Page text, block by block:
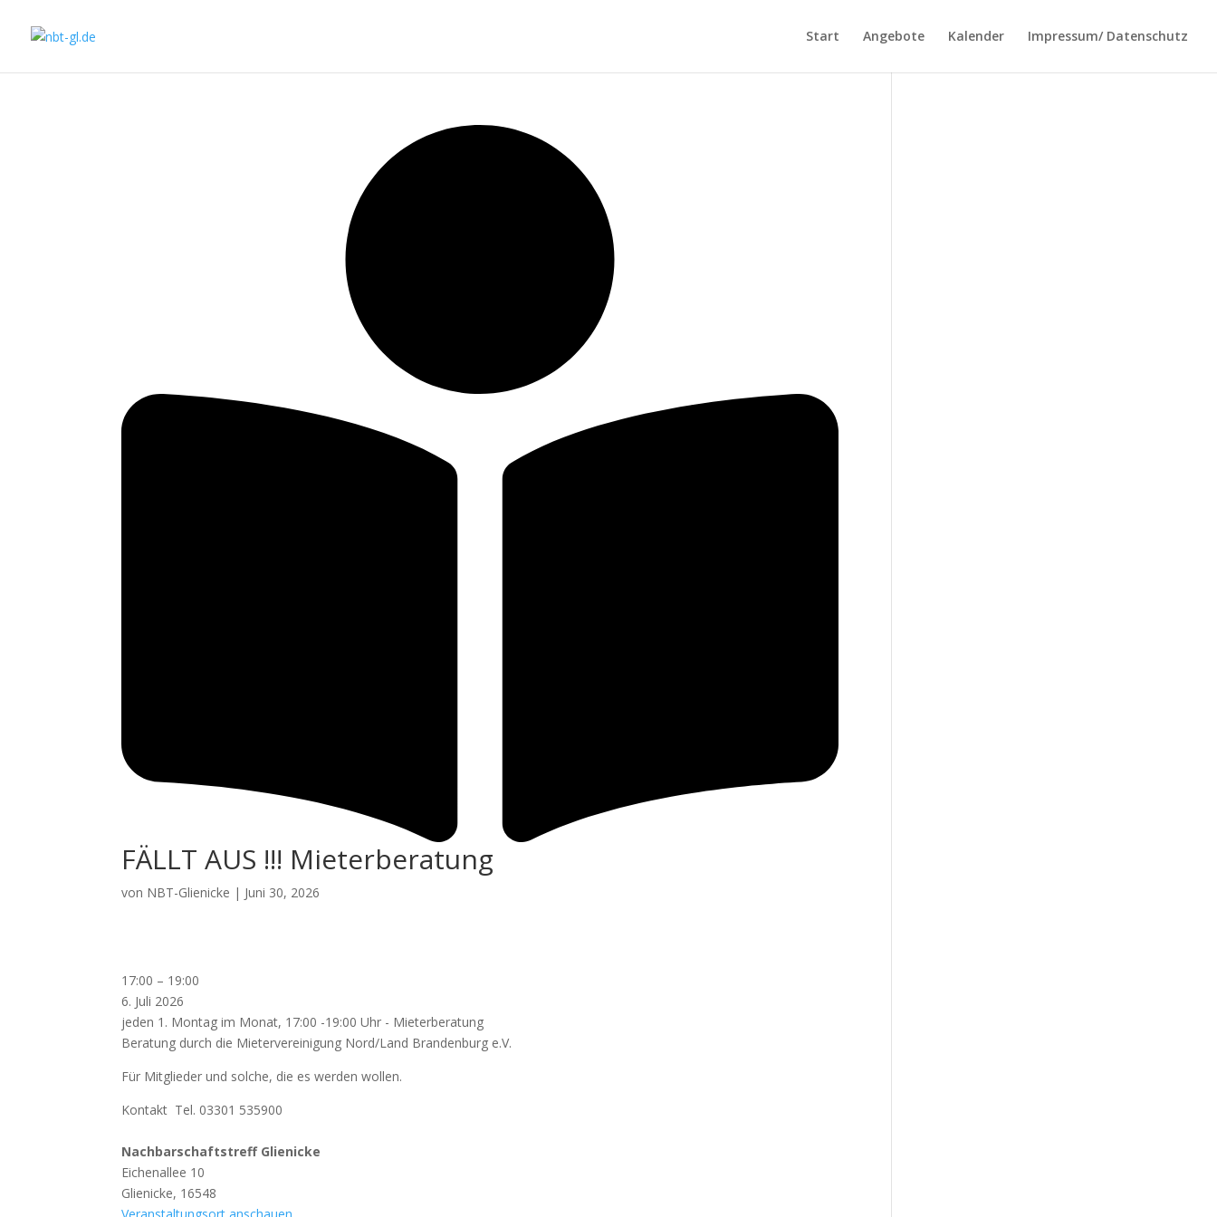
Start Angebote Kalender Impressum/ Datenschutz
FÄLLT AUS !!! Mieterberatung
von NBT-Glienicke | Juni 30, 2026
FÄLLT
AUS
!!!
Mieterberatung
17:00 – 19:00
6. Juli 2026
jeden 1. Montag im Monat, 17:00 -19:00 Uhr - Mieterberatung
Beratung durch die Mietervereinigung Nord/Land Brandenburg e.V.
Für Mitglieder und solche, die es werden wollen.
Kontakt Tel. 03301 535900
Nachbarschaftstreff Glienicke
Eichenallee 10
Glienicke, 16548
Veranstaltungsort anschauen